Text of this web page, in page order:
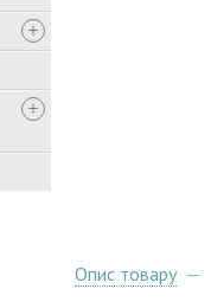
Опис товару